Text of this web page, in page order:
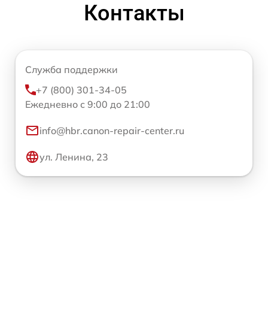
Контакты
Служба поддержки
+7 (800) 301-34-05
Ежедневно с 9:00 до 21:00
info@hbr.canon-repair-center.ru
ул. Ленина, 23